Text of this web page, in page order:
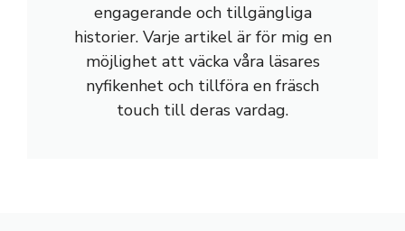
engagerande och tillgängliga
historier. Varje artikel är för mig en
möjlighet att väcka våra läsares
nyfikenhet och tillföra en fräsch
touch till deras vardag.